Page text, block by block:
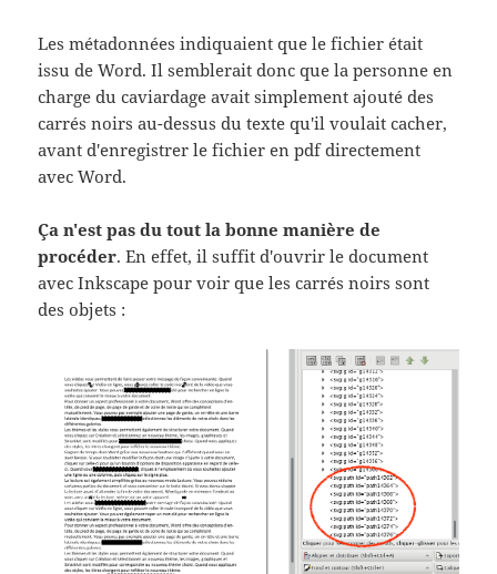
Les métadonnées indiquaient que le fichier était
issu de Word. Il semblerait donc que la personne en
charge du caviardage avait simplement ajouté des
carrés noirs au-dessus du texte qu'il voulait cacher,
avant d'enregistrer le fichier en pdf directement
avec Word.
Ça n'est pas du tout la bonne manière de
procéder. En effet, il suffit d'ouvrir le document
avec Inkscape pour voir que les carrés noirs sont
des objets :